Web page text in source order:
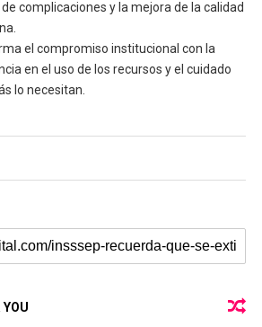
complicaciones y la mejora de la calidad
el compromiso institucional con la
en el uso de los recursos y el cuidado
lo necesitan.
YOU